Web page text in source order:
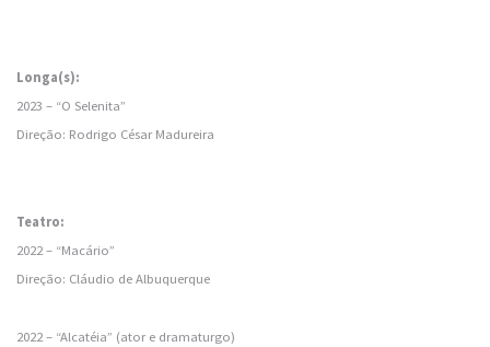
Longa(s):
2023 – “O Selenita”
Direção: Rodrigo César Madureira
Teatro:
2022 – “Macário”
Direção: Cláudio de Albuquerque
2022 – “Alcatéia” (ator e dramaturgo)